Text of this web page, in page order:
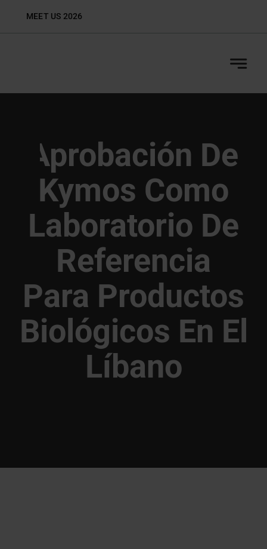
MEET US 2026
Aprobación De
Kymos Como
Laboratorio De
Referencia
Para Productos
Biológicos En El
Líbano